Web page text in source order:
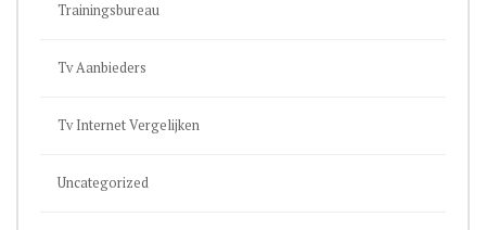
Trainingsbureau
Tv Aanbieders
Tv Internet Vergelijken
Uncategorized